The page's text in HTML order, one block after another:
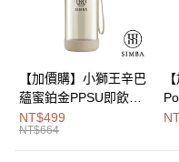
Google Pay
全盈+PAY
大哥付你分期
【加價購】小獅王辛巴
蘊蜜鉑金PPSU即飲水
壺400ml
NT$499
NT$664
套